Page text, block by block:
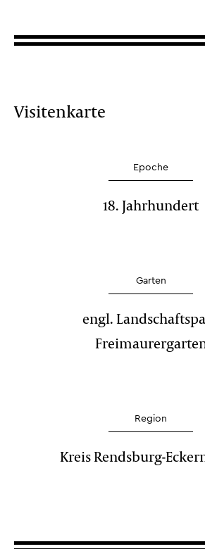
Visitenkarte
Epoche
18. Jahrhundert
Garten
engl.
Region
Kreis Rendsburg-